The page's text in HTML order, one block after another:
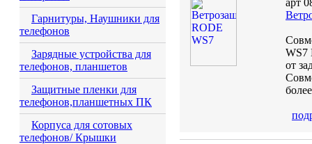
Гарнитуры, Наушники для
телефонов
Зарядные устройства для
телефонов, планшетов
Защитные пленки для
телефонов,планшетных ПК
Корпуса для сотовых
телефонов/ Крышки
арт
WS7
от